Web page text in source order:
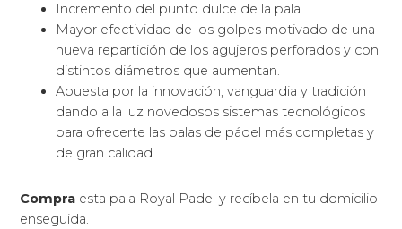
Incremento del punto dulce de la pala.
Mayor efectividad de los golpes motivado de una
nueva repartición de los agujeros perforados y con
distintos diámetros que aumentan.
Apuesta por la innovación, vanguardia y tradición
dando a la luz novedosos sistemas tecnológicos
para ofrecerte las palas de pádel más completas y
de gran calidad.
Compra esta pala Royal Padel y recíbela en tu domicilio
enseguida.